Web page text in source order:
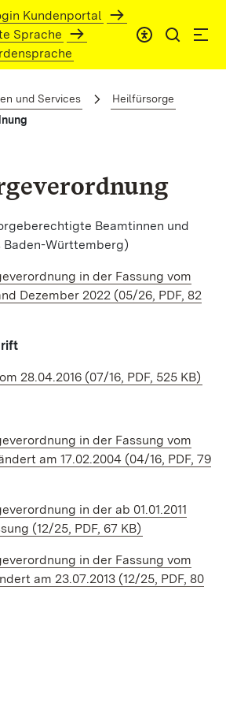
Kundenportal
Sprache
und Services
Heilfürsorge
Beamtinnen und
Baden-Württemberg)
in der Fassung vom
Dezember 2022 (05/26, PDF, 82
28.04.2016 (07/16, PDF, 525 KB)
in der Fassung vom
am 17.02.2004 (04/16, PDF, 79
in der ab 01.01.2011
(12/25, PDF, 67 KB)
in der Fassung vom
am 23.07.2013 (12/25, PDF, 80